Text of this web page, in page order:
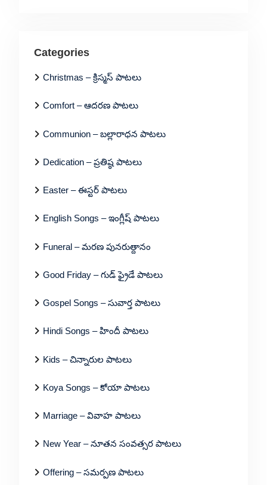
Categories
Christmas – క్రిస్మస్ పాటలు
Comfort – ఆదరణ పాటలు
Communion – బల్లారాధన పాటలు
Dedication – ప్రతిష్ఠ పాటలు
Easter – ఈస్టర్ పాటలు
English Songs – ఇంగ్లీష్ పాటలు
Funeral – మరణ పునరుత్దానం
Good Friday – గుడ్ ఫ్రైడే పాటలు
Gospel Songs – సువార్త పాటలు
Hindi Songs – హిందీ పాటలు
Kids – చిన్నారుల పాటలు
Koya Songs – కోయా పాటలు
Marriage – వివాహ పాటలు
New Year – నూతన సంవత్సర పాటలు
Offering – సమర్పణ పాటలు